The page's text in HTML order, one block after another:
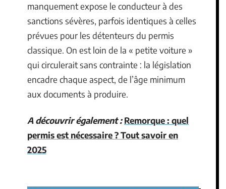
manquement expose le conducteur à des
sanctions sévères, parfois identiques à celles
prévues pour les détenteurs du permis
classique. On est loin de la « petite voiture »
qui circulerait sans contrainte : la législation
encadre chaque aspect, de l’âge minimum
aux documents à produire.
A découvrir également : Remorque : quel
permis est nécessaire ? Tout savoir en
2025